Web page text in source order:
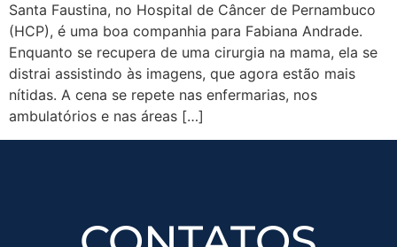
Santa Faustina, no Hospital de Câncer de Pernambuco
(HCP), é uma boa companhia para Fabiana Andrade.
Enquanto se recupera de uma cirurgia na mama, ela se
distrai assistindo às imagens, que agora estão mais
nítidas. A cena se repete nas enfermarias, nos
ambulatórios e nas áreas […]